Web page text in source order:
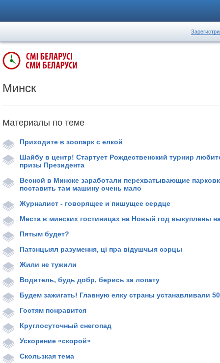
Минск
Материалы по теме
Приходите в зоопарк с елкой
Шайбу в центр! Стартует Рождественский турнир
призы Президента
Весной в Минске заработали перехватывающие
поставить там машину очень мало
Журналист - говорящее и пишущее сердце
Места в минских гостиницах на Новый год выкуплены
Пятым будет?
Патэнцыял разумення, ці пра відушчыя сэрцы
Жили не тужили
Водитель, будь добр, берись за лопату
Будем зажигать! Главную елку страны устанавливали
Гостям понравится
Круглосуточный снегопад
Ускорение «скорой»
Скользкая тема